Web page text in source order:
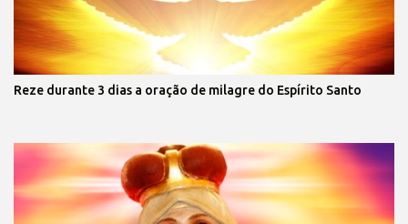
Reze durante 3 dias a oração de milagre do Espírito Santo